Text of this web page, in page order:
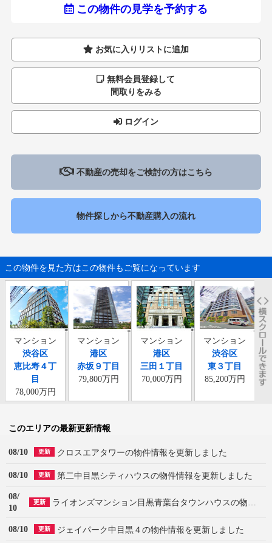
この物件の見学を予約する
お気に入りリストに追加
無料会員登録して
間取りをみる
ログイン
不動産の売却をご検討の方はこちら
物件探しから不動産購入の流れ
この物件を見た方はこの物件もご覧になっています
マンション
渋谷区
恵比寿４丁
目
78,000万円
マンション
港区
赤坂９丁目
79,800万円
マンション
港区
三田１丁目
70,000万円
マンション
渋谷区
東３丁目
85,200万円
このエリアの最新更新情報
08/10 更新 クロスエアタワーの物件情報を更新しました
08/10 更新 第二中目黒シティハウスの物件情報を更新しました
08/
10
更新 ライオンズマンション目黒青葉台タウンハウスの物件情報を更新しました
08/10 更新 ジェイパーク中目黒４の物件情報を更新しました